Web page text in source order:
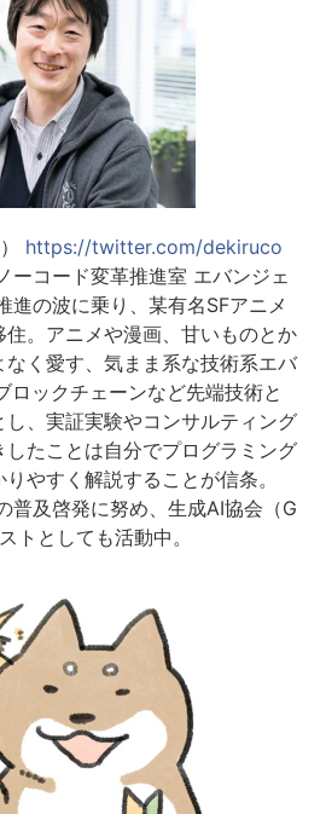
https://twitter.com/dekiruco
ーコード変革推進室 エバンジェ
進の波に乗り、某有名SFアニメ
。アニメや漫画、甘いものとか
なく愛す、気まま系な技術系エバ
ロックチェーンなど先端技術と
、実証実験やコンサルティング
たことは自分でプログラミング
やすく解説することが信条。
普及啓発に努め、生成AI協会（G
トとしても活動中。